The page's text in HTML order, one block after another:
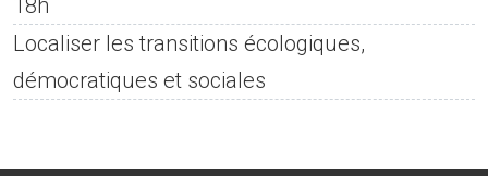
18h
Localiser les transitions écologiques,
démocratiques et sociales